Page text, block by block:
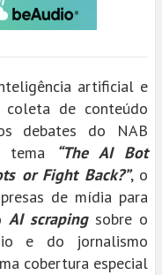
artificial e
de conteúdo
debates do NAB
tema
“The AI Bot
or Fight Back?”, o
de mídia para
AI scrapingsobre o
e do jornalismo
cobertura especial